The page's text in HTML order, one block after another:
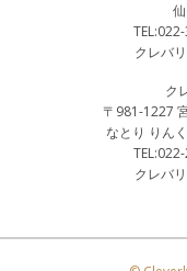
クレバ
ク
〒981-1227
なとり りん
クレバ